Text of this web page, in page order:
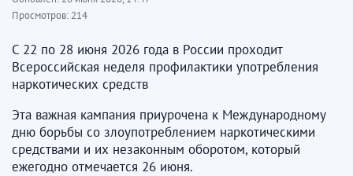
Просмотров: 214
С 22 по 28 июня 2026 года в России проходит
Всероссийская неделя профилактики употребления
наркотических средств
Эта важная кампания приурочена к Международному
дню борьбы со злоупотреблением наркотическими
средствами и их незаконным оборотом, который
ежегодно отмечается 26 июня.